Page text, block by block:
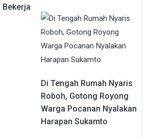
Bekerja
Di Tengah Rumah Nyaris
Roboh, Gotong Royong
Warga Pocanan Nyalakan
Harapan Sukamto